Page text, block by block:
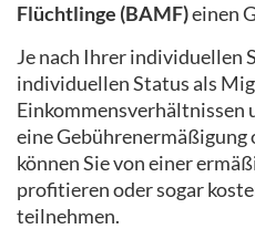
Flüchtlinge (BAMF)einen
Je nach Ihrer individuellen
individuellen Status als
Einkommensverhältnissen
eine Gebührenermäßigung
können Sie von einer
profitieren oder sogar
teilnehmen.